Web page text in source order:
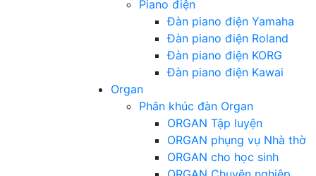
Piano điện
Đàn piano điện Yamaha
Đàn piano điện Roland
Đàn piano điện KORG
Đàn piano điện Kawai
Organ
Phân khúc đàn Organ
ORGAN Tập luyện
ORGAN phụng vụ Nhà thờ
ORGAN cho học sinh